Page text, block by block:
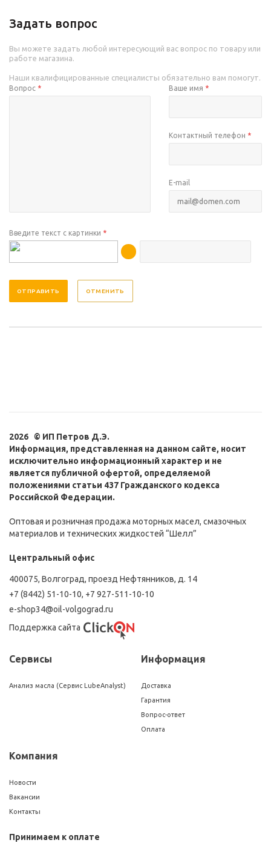
Задать вопрос
Вы можете задать любой интересующий вас вопрос по товару или
работе магазина.
Наши квалифицированные специалисты обязательно вам помогут.
Вопрос * Ваше имя *
Контактный телефон *
E-mail
Введите текст с картинки *
ОТМЕНИТЬ
2026 © ИП Петров Д.Э.
Информация, представленная на данном сайте, носит
исключительно информационный характер и не
является публичной офертой, определяемой
положениями статьи 437 Гражданского кодекса
Российской Федерации.
Оптовая и розничная продажа моторных масел, смазочных
материалов и технических жидкостей “Шелл”
Центральный офис
400075, Волгоград, проезд Нефтянников, д. 14
+7 (8442) 51-10-10, +7 927-511-10-10
e-shop34@oil-volgograd.ru
Поддержка сайта
Сервисы
Анализ масла (Сервис LubeAnalyst)
Информация
Доставка
Гарантия
Вопрос-ответ
Оплата
Компания
Новости
Вакансии
Контакты
Принимаем к оплате